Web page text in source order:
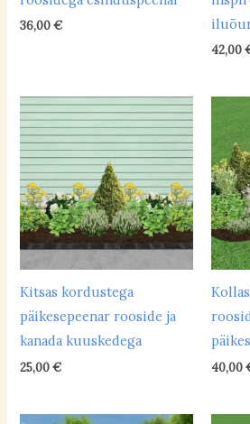
Hooldusvajadus
keskmine(19)
suur(2)
vähene(20)
külmad toonid(25)
soojad toonid
36,00€
42,00
Kitsas kordustega
päikesepeenar rooside ja
kanada kuuskedega
25,00€ 40,00